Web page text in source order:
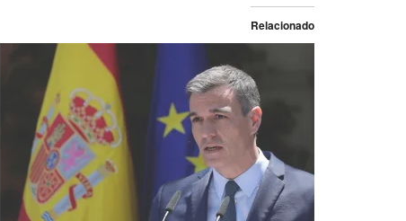
Relacionado